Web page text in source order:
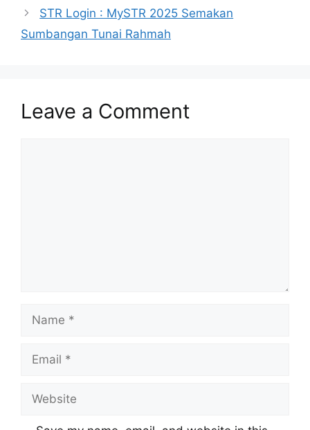
STR Login : MySTR 2025 Semakan
Sumbangan Tunai Rahmah
Leave a Comment